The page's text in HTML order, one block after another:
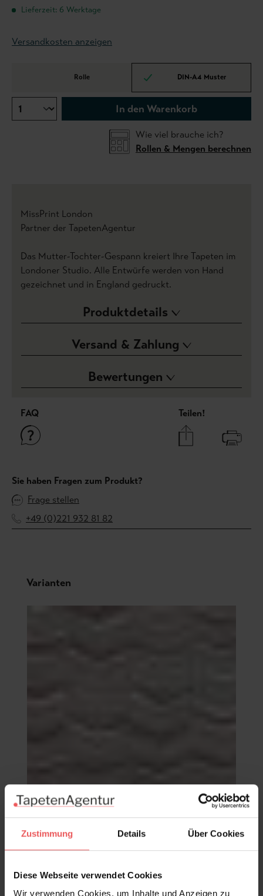
Zustimmung Details Über Cookies
Diese Webseite verwendet Cookies
Wir verwenden Cookies, um Inhalte und Anzeigen zu
Lieferzeit: 6 Werktage
Versandkosten anzeigen
Rolle DIN-A4 Muster
In den Warenkorb
Wie viel brauche ich?
Rollen & Mengen berechnen
MissPrint London
Partner der TapetenAgentur
Das Mutter-Tochter-Gespann kreiert Ihre Tapeten im
Londoner Studio. Alle Entwürfe werden von Hand
gezeichnet und in England gedruckt.
Produktdetails
Versand & Zahlung
Bewertungen
FAQ Teilen!
Sie haben Fragen zum Produkt?
Frage stellen
+49 (0)221 932 81 82
Produktgalerie überspringen
Varianten
Chevron, col.06